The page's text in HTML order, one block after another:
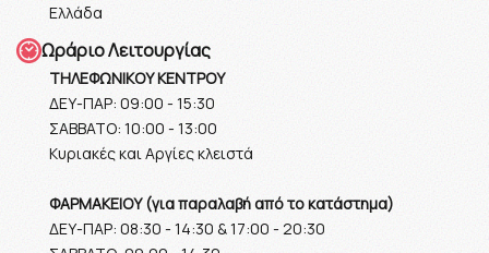
Ελλάδα
Ωράριο Λειτουργίας
ΤΗΛΕΦΩΝΙΚΟΥ ΚΕΝΤΡΟΥ
ΔΕΥ-ΠΑΡ: 09:00 - 15:30
ΣΑΒΒΑΤΟ: 10:00 - 13:00
Κυριακές και Αργίες κλειστά
ΦΑΡΜΑΚΕΙΟΥ (για παραλαβή από το κατάστημα)
ΔΕΥ-ΠΑΡ: 08:30 - 14:30 & 17:00 - 20:30